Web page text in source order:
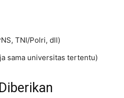
TNI/Polri, dll)
sama universitas tertentu)